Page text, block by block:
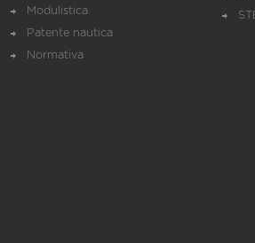
Modulistica
Patente nautica
Normativa